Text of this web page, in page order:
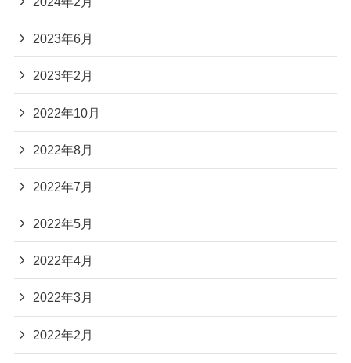
2023年6月
2023年2月
2022年10月
2022年8月
2022年7月
2022年5月
2022年4月
2022年3月
2022年2月